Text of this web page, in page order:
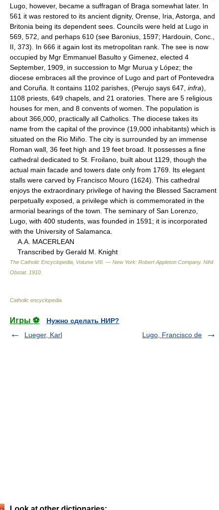
Lugo, however, became a suffragan of Braga somewhat later. In
561 it was restored to its ancient dignity, Orense, Iria, Astorga, and
Britonia being its dependent sees. Councils were held at Lugo in
569, 572, and perhaps 610 (see Baronius, 1597; Hardouin, Conc.,
II, 373). In 666 it again lost its metropolitan rank. The see is now
occupied by Mgr Emmanuel Basulto y Gimenez, elected 4
September, 1909, in succession to Mgr Murua y López; the
diocese embraces all the province of Lugo and part of Pontevedra
and Coruña. It contains 1102 parishes, (Perujo says 647, infra),
1108 priests, 649 chapels, and 21 oratories. There are 5 religious
houses for men, and 8 convents of women. The population is
about 366,000, practically all Catholics. The diocese takes its
name from the capital of the province (19,000 inhabitants) which is
situated on the Rio Miño. The city is surrounded by an immense
Roman wall, 36 feet high and 19 feet broad. It possesses a fine
cathedral dedicated to St. Froilano, built about 1129, though the
actual main facade and towers date only from 1769. Its elegant
stalls were carved by Francisco Mouro (1624). This cathedral
enjoys the extraordinary privilege of having the Blessed Sacrament
perpetually exposed, a privilege which is commemorated in the
armorial bearings of the town. The seminary of San Lorenzo,
Lugo, with 400 students, was founded in 1591; it is incorporated
with the University of Salamanca.
A.A. MACERLEAN
Transcribed by Gerald M. Knight
The Catholic Encyclopedia, Volume VIII. — New York: Robert Appleton Company. Nihil
Obstat. 1910
Catholic encyclopedia
Игры ⚽
Нужно сделать НИР?
Lueger, Karl
Lugo, Francisco de